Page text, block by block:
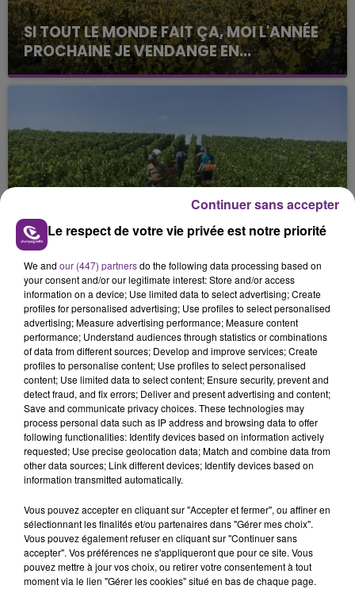
SI TOUT LE MONDE FAIT ÇA, MOI L'ANNÉE
PROCHAINE JE VENDANGE EN...
La vendange en Champagne a débuté ce jeudi 6
août dans la commune de Montgueux (Aube). Du
L'INSPECTION DU TRAVAIL RAPPELLE À
L'ORDRE SUR LES CONDITIONS DE...
Alors que les dates de début des vendange 2026
s'est avéré être plus précoce que prévu,
l'inspection du Travail en profite pour rappeler
les conditions de...
TITRES DIFFUSÉS
4h33
4h33
CHRISTOPHE WILLEM
Systaime
4h29
4h29
RIHANNA FEAT. CALVIN HARRIS
We Found Love
4h26
4h26 4h22
4h22
Le respect de votre vie privée est notre priorité
We and our (447) partnersdo the following data processing based on
your consent and/or our legitimate interest: Store and/or access
information on a device; Use limited data to select advertising; Create
profiles for personalised advertising; Use profiles to select personalised
advertising; Measure advertising performance; Measure content
performance; Understand audiences through statistics or combinations
of data from different sources; Develop and improve services; Create
profiles to personalise content; Use profiles to select personalised
content; Use limited data to select content; Ensure security, prevent and
detect fraud, and fix errors; Deliver and present advertising and content;
Save and communicate privacy choices. These technologies may
process personal data such as IP address and browsing data to offer
following functionalities: Identify devices based on information actively
requested; Use precise geolocation data; Match and combine data from
other data sources; Link different devices; Identify devices based on
information transmitted automatically.
Vous pouvez accepter en cliquant sur "Accepter et fermer", ou affiner en
sélectionnant les finalités et/ou partenaires dans "Gérer mes choix".
Vous pouvez également refuser en cliquant sur "Continuer sans
accepter". Vos préférences ne s'appliqueront que pour ce site. Vous
pouvez mettre à jour vos choix, ou retirer votre consentement à tout
moment via le lien "Gérer les cookies" situé en bas de chaque page.
Continuer sans accepter